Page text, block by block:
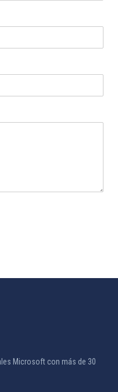
Microsoft con más de 30